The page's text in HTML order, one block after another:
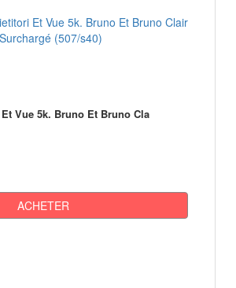
Vue 5k. Bruno Et Bruno Cla
ACHETER